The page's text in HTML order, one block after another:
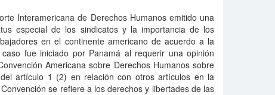
Interamericana de Derechos Humanos emitido una
especial de los sindicatos y la importancia de los
en el continente americano de acuerdo a la
fue iniciado por Panamá al requerir una opinión
Americana sobre Derechos Humanos sobre
artículo 1 (2) en relación con otros artículos en la
se refiere a los derechos y libertades de las